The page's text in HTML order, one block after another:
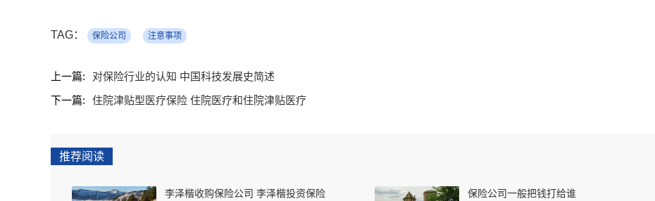
TAG： 保险公司 注意事项
上一篇:
对保险行业的认知 中国科技发展史简述
下一篇:
住院津贴型医疗保险 住院医疗和住院津贴医疗
推荐阅读
李泽楷收购保险公司 李泽楷投资保险
保险公司一般把钱打给谁